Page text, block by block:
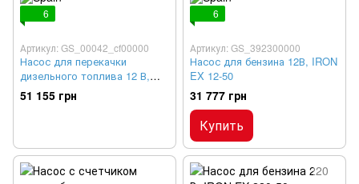
6
Артикул: GS_00042_cf00000
Насос для перекачки
дизельного топлива 12 В,
AG-90 12-80
51 155 грн
6
Артикул: GS_392300000
Насос для бензина 12В, IRON
EX 12-50
31 777 грн
Купить